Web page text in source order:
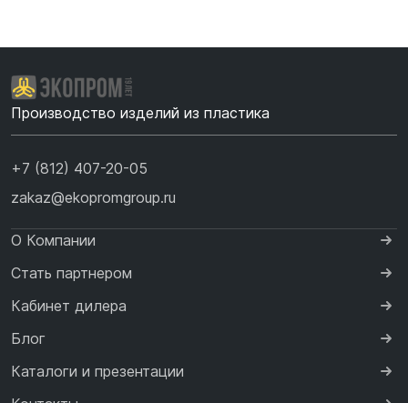
Производство изделий из пластика
+7 (812) 407-20-05
zakaz@ekopromgroup.ru
О Компании
Стать партнером
Кабинет дилера
Блог
Каталоги и презентации